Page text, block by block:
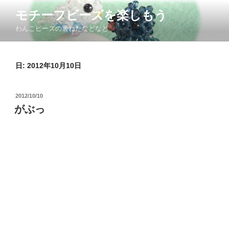
ン
モチーフビーズを楽しもう
わんこビーズの裏ねたなどなど
日: 2012年10月10日
投
稿
日:
2012/10/10
がぶっ